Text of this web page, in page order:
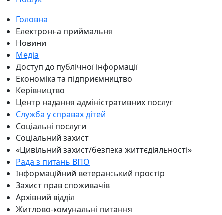
Головна
Електронна приймальня
Новини
Медіа
Доступ до публічної інформації
Економіка та підприємництво
Керівництво
Центр надання адміністративних послуг
Служба у справах дітей
Соціальні послуги
Соціальний захист
«Цивільний захист/безпека життєдіяльності»
Рада з питань ВПО
Інформаційний ветеранський простір
Захист прав споживачів
Архівний відділ
Житлово-комунальні питання